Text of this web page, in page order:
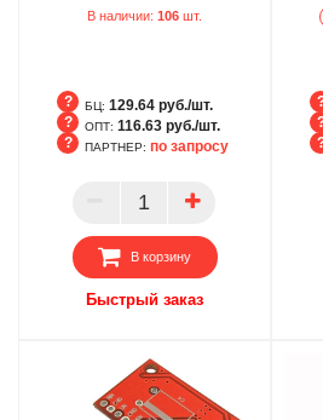
В наличии: 106 шт.
БЦ: 129.64 руб./шт.
ОПТ: 116.63 руб./шт.
ПАРТНЕР
ПАРТНЕР: по запросу
В корзину
Быстрый заказ